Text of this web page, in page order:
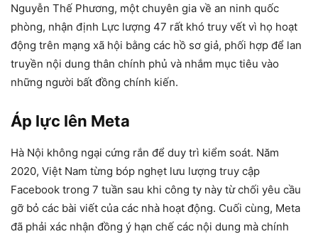
Nguyễn Thế Phương, một chuyên gia về an ninh quốc
phòng, nhận định Lực lượng 47 rất khó truy vết vì họ hoạt
động trên mạng xã hội bằng các hồ sơ giả, phối hợp để lan
truyền nội dung thân chính phủ và nhắm mục tiêu vào
những người bất đồng chính kiến.
Áp lực lên Meta
Hà Nội không ngại cứng rắn để duy trì kiểm soát. Năm
2020, Việt Nam từng bóp nghẹt lưu lượng truy cập
Facebook trong 7 tuần sau khi công ty này từ chối yêu cầu
gỡ bỏ các bài viết của các nhà hoạt động. Cuối cùng, Meta
đã phải xác nhận đồng ý hạn chế các nội dung mà chính